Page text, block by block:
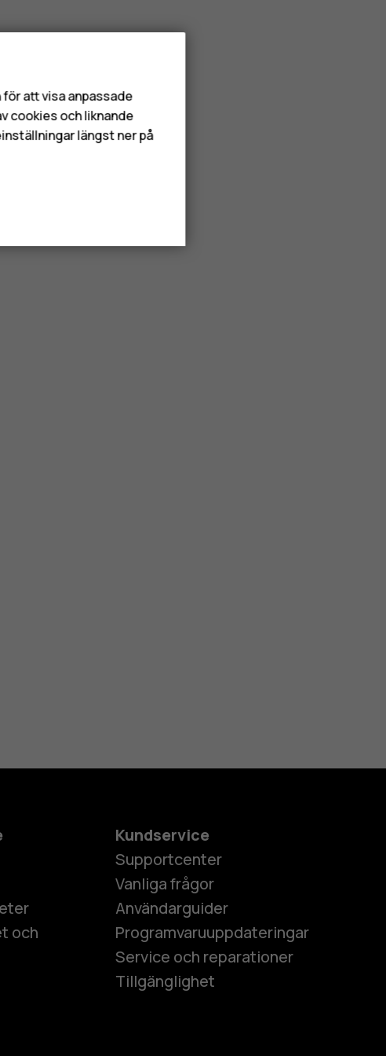
och
Kundservice
Supportcenter
Vanliga frågor
Användarguider
Programvaruuppdateringar
Service och reparationer
Tillgänglighet
att visa anpassade
cookies och liknande
längst ner på